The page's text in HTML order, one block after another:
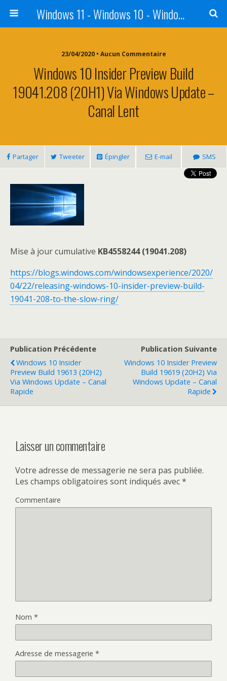
Windows 11 - Windows 10 - Windows 8 - Windows 7 - VISTA
23/04/2020 • Aucun Commentaire
Windows 10 Insider Preview Build
19041.208 (20H1) Via Windows Update –
Canal Lent
Partager Tweeter Épingler E-mail SMS
Mise à jour cumulative KB4558244 (19041.208)
https://blogs.windows.com/windowsexperience/2020/
04/22/releasing-windows-10-insider-preview-build-
19041-208-to-the-slow-ring/
Publication Précédente
Windows 10 Insider
Preview Build 19613 (20H2)
Via Windows Update – Canal
Rapide
Publication Suivante
Windows 10 Insider Preview
Build 19619 (20H2) Via
Windows Update – Canal
Rapide
Laisser un commentaire
Votre adresse de messagerie ne sera pas publiée.
Les champs obligatoires sont indiqués avec*
Commentaire
Nom *
Adresse de messagerie *